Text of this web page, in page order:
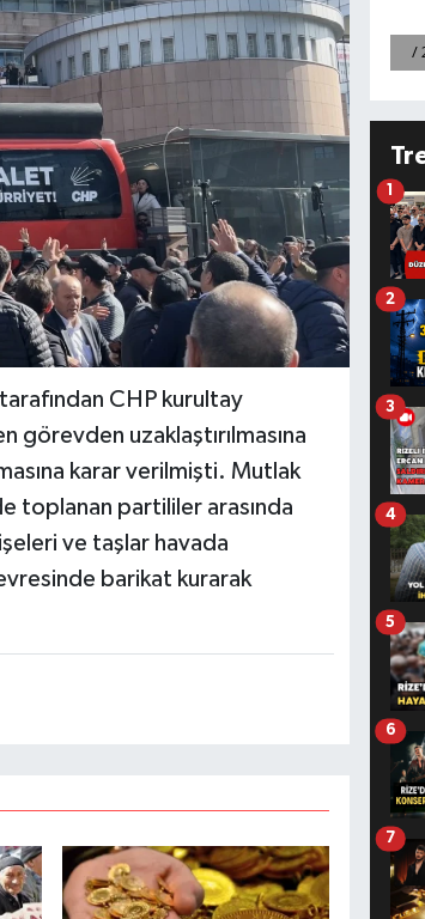
CHP kurultay
uzaklaştırılmasına
karar verilmişti. Mutlak
toplanan partililer arasında
ve taşlar havada
barikat kurarak
1
2
3
4
5
6
7